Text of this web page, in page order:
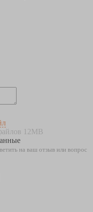
12MB
на ваш отзыв или вопрос